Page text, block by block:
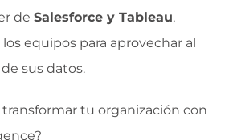
de Salesforce y Tableau,
equipos para aprovechar al
sus datos.
transformar tu organización con